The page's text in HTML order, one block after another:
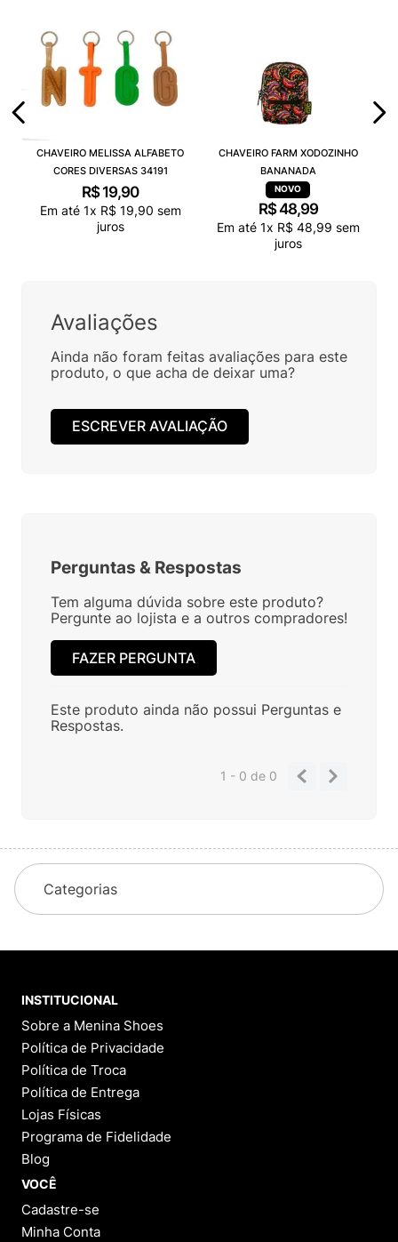
CHAVEIRO MELISSA ALFABETO
CORES DIVERSAS 34191
R$ 19,90
Em até 1x R$ 19,90 sem
juros
CHAVEIRO FARM XODOZINHO
BANANADA
R$48,99
Em até 1x R$ 48,99 sem
juros
Avaliações
Ainda não foram feitas avaliações para este
produto, o que acha de deixar uma?
ESCREVER AVALIAÇÃO
Perguntas & Respostas
Tem alguma dúvida sobre este produto?
Pergunte ao lojista e a outros compradores!
FAZER PERGUNTA
Este produto ainda não possui Perguntas e
Respostas.
1 - 0de 0
Categorias
INSTITUCIONAL
Sobre a Menina Shoes
Política de Privacidade
Política de Troca
Política de Entrega
Lojas Físicas
Programa de Fidelidade
Blog
VOCÊ
Cadastre-se
Minha Conta